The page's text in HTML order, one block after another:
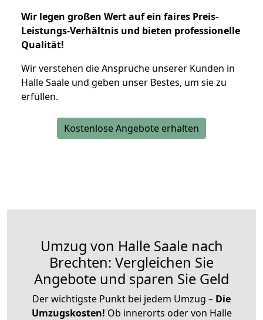
Wir legen großen Wert auf ein faires Preis-
Leistungs-Verhältnis und bieten professionelle
Qualität!
Wir verstehen die Ansprüche unserer Kunden in
Halle Saale und geben unser Bestes, um sie zu
erfüllen.
Kostenlose Angebote erhalten
Umzug von Halle Saale nach
Brechten: Vergleichen Sie
Angebote und sparen Sie Geld
Der wichtigste Punkt bei jedem Umzug – Die
Umzugskosten! Ob innerorts oder von Halle